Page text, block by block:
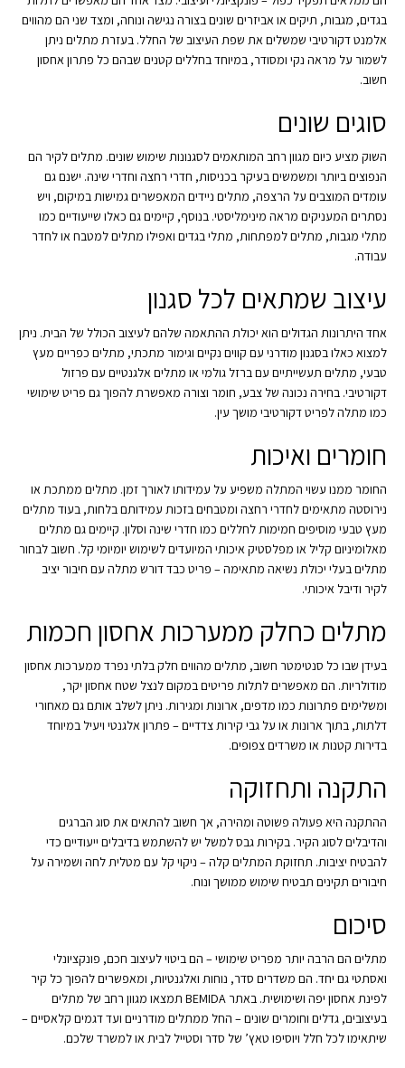
בגדים, מגבות, תיקים או אביזרים שונים בצורה נגישה ונוחה, ומצד שני הם מהווים
אלמנט דקורטיבי שמשלים את שפת העיצוב של החלל. בעזרת מתלים ניתן
לשמור על מראה נקי ומסודר, במיוחד בחללים קטנים שבהם כל פתרון אחסון
חשוב.
סוגים שונים
השוק מציע כיום מגוון רחב המותאמים לסגנונות שימוש שונים. מתלים לקיר הם
הנפוצים ביותר ומשמשים בעיקר בכניסות, חדרי רחצה וחדרי שינה. ישנם גם
עומדים המוצבים על הרצפה, מתלים ניידים המאפשרים גמישות במיקום, ויש
נסתרים המעניקים מראה מינימליסטי. בנוסף, קיימים גם כאלו שייעודיים כמו
מתלי מגבות, מתלים למפתחות, מתלי בגדים ואפילו מתלים למטבח או לחדר
עבודה.
עיצוב שמתאים לכל סגנון
אחד היתרונות הגדולים הוא יכולת ההתאמה שלהם לעיצוב הכולל של הבית. ניתן
למצוא כאלו בסגנון מודרני עם קווים נקיים וגימור מתכתי, מתלים כפריים מעץ
טבעי, מתלים תעשייתיים עם ברזל גולמי או מתלים אלגנטיים עם פרזול
דקורטיבי. בחירה נכונה של צבע, חומר וצורה מאפשרת להפוך גם פריט שימושי
כמו מתלה לפריט דקורטיבי מושך עין.
חומרים ואיכות
החומר ממנו עשוי המתלה משפיע על עמידותו לאורך זמן. מתלים ממתכת או
נירוסטה מתאימים לחדרי רחצה ומטבחים בזכות עמידותם בלחות, בעוד מתלים
מעץ טבעי מוסיפים חמימות לחללים כמו חדרי שינה וסלון. קיימים גם מתלים
מאלומיניום קליל או מפלסטיק איכותי המיועדים לשימוש יומיומי קל. חשוב לבחור
מתלים בעלי יכולת נשיאה מתאימה – פריט כבד דורש מתלה עם חיבור יציב
לקיר ודיבל איכותי.
מתלים כחלק ממערכות אחסון חכמות
בעידן שבו כל סנטימטר חשוב, מתלים מהווים חלק בלתי נפרד ממערכות אחסון
מודולריות. הם מאפשרים לתלות פריטים במקום לנצל שטח אחסון יקר,
ומשלימים פתרונות כמו מדפים, ארונות ומגירות. ניתן לשלב אותם גם מאחורי
דלתות, בתוך ארונות או על גבי קירות צדדיים – פתרון אלגנטי ויעיל במיוחד
בדירות קטנות או משרדים צפופים.
התקנה ותחזוקה
ההתקנה היא פעולה פשוטה ומהירה, אך חשוב להתאים את סוג הברגים
והדיבלים לסוג הקיר. בקירות גבס למשל יש להשתמש בדיבלים ייעודיים כדי
להבטיח יציבות. תחזוקת המתלים קלה – ניקוי קל עם מטלית לחה ושמירה על
חיבורים תקינים תבטיח שימוש ממושך ונוח.
סיכום
מתלים הם הרבה יותר מפריט שימושי – הם ביטוי לעיצוב חכם, פונקציונלי
ואסתטי גם יחד. הם משדרים סדר, נוחות ואלגנטיות, ומאפשרים להפוך כל קיר
לפינת אחסון יפה ושימושית. באתר BEMIDA תמצאו מגוון רחב של מתלים
בעיצובים, גדלים וחומרים שונים – החל ממתלים מודרניים ועד דגמים קלאסיים –
שיתאימו לכל חלל ויוסיפו טאץ’ של סדר וסטייל לבית או למשרד שלכם.